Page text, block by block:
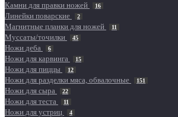
Камни для правки ножей 16
Линейки поварские 2
Магнитные планки для ножей 11
Муссаты/точилки 45
Ножи деба 6
Ножи для карвинга 15
Ножи для пиццы 12
Ножи для разделки мяса, обвалочные 151
Ножи для сыра 22
Ножи для теста 11
Ножи для устриц 4